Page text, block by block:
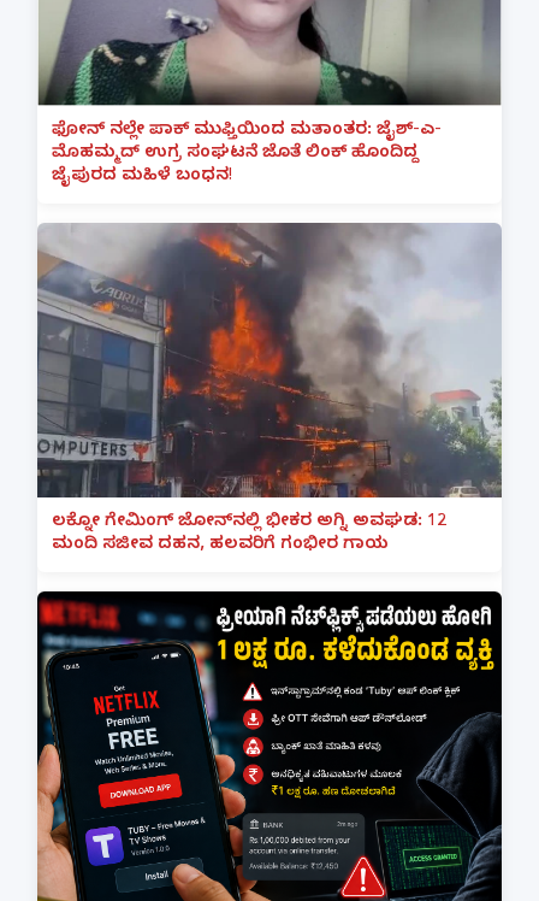
ಫೋನ್ ನಲ್ಲೇ ಪಾಕ್ ಮುಫ್ತಿಯಿಂದ ಮತಾಂತರ: ಜೈಶ್-ಎ-
ಮೊಹಮ್ಮದ್ ಉಗ್ರ ಸಂಘಟನೆ ಜೊತೆ ಲಿಂಕ್ ಹೊಂದಿದ್ದ
ಜೈಪುರದ ಮಹಿಳೆ ಬಂಧನ!
ಲಕ್ನೋ ಗೇಮಿಂಗ್ ಜೋನ್‌ನಲ್ಲಿ ಭೀಕರ ಅಗ್ನಿ ಅವಘಡ: 12
ಮಂದಿ ಸಜೀವ ದಹನ, ಹಲವರಿಗೆ ಗಂಭೀರ ಗಾಯ